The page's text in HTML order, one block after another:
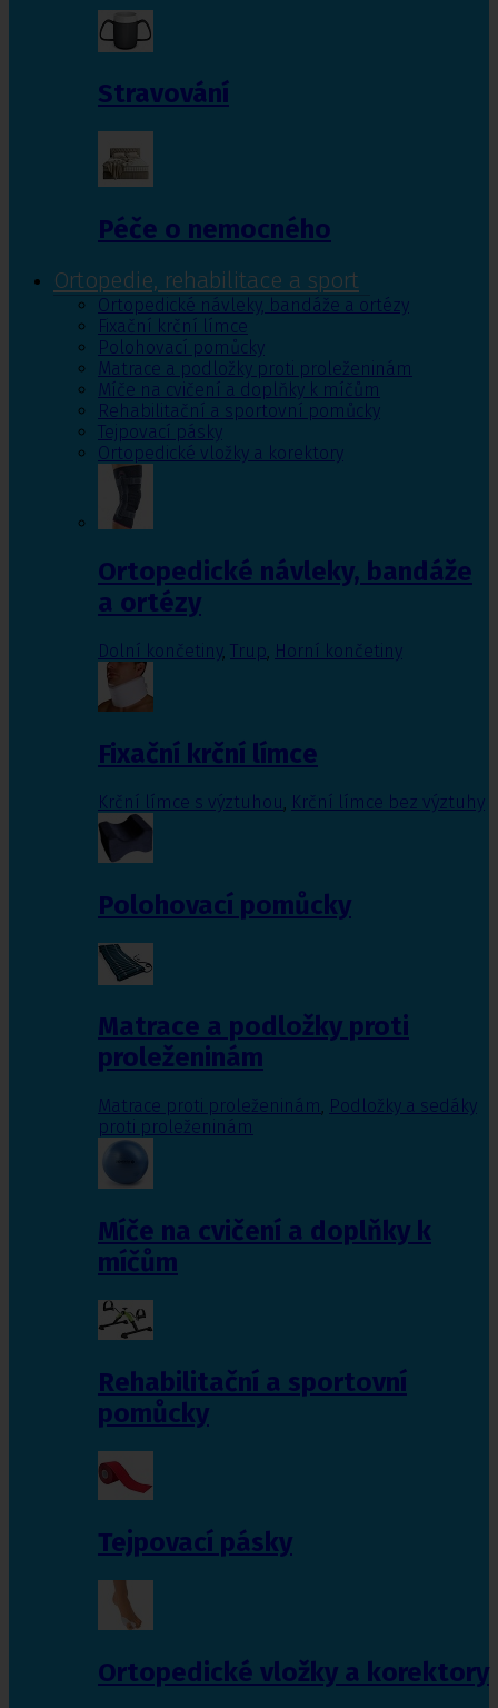
Stravování
Péče o nemocného
Ortopedie, rehabilitace a sport
Ortopedické návleky, bandáže a ortézy
Fixační krční límce
Polohovací pomůcky
Matrace a podložky proti proleženinám
Míče na cvičení a doplňky k míčům
Rehabilitační a sportovní pomůcky
Tejpovací pásky
Ortopedické vložky a korektory
Ortopedické návleky, bandáže
a ortézy
Dolní končetiny, Trup, Horní končetiny
Fixační krční límce
Krční límce s výztuhou Krční límce bez výztuhy
Polohovací pomůcky
Matrace a podložky proti
proleženinám
Matrace proti proleženinám, Podložky a sedáky
proti proleženinám
Míče na cvičení a doplňky k
míčům
Rehabilitační a sportovní
pomůcky
Tejpovací pásky
Ortopedické vložky a korektory